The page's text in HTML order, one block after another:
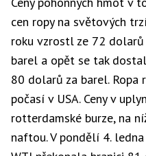
cen ropy na světových
roku vzrostl ze 72
barel a opět se tak
80 dolarů za barel.
počasí v USA. Ceny v
rotterdamské burze, na
naftou. V pondělí 4.